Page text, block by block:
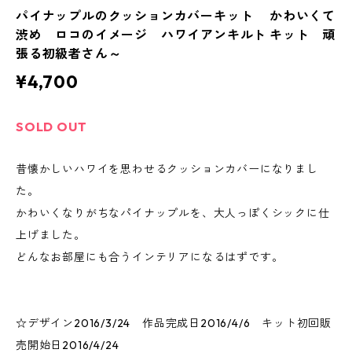
パイナップルのクッションカバーキット かわいくて
渋め ロコのイメージ ハワイアンキルト キット 頑
張る初級者さん～
¥4,700
SOLD OUT
昔懐かしいハワイを思わせるクッションカバーになりまし
た。
かわいくなりがちなパイナップルを、大人っぽくシックに仕
上げました。
どんなお部屋にも合うインテリアになるはずです。
☆デザイン2016/3/24 作品完成日2016/4/6 キット初回販
売開始日2016/4/24